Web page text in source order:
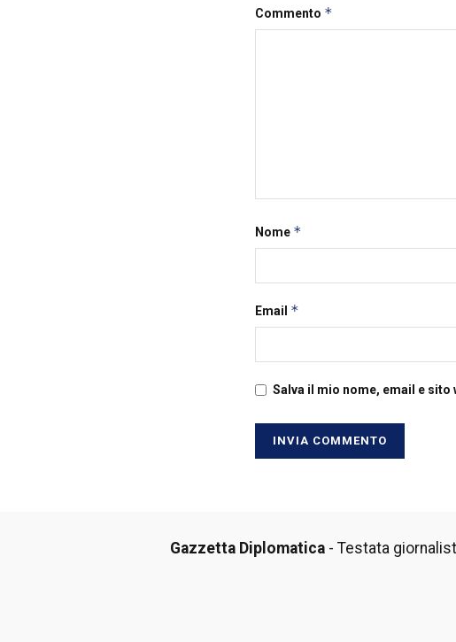
Commento *
Nome *
Email *
Salva il mio nome, email e
Gazzetta Diplomatica- Testata